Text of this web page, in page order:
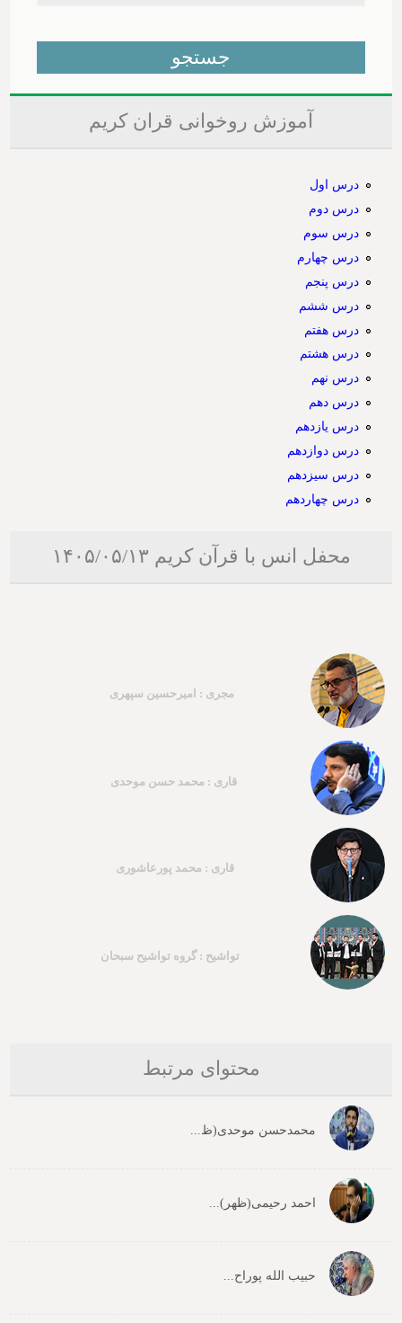
آموزش روخوانی قران کریم
درس اول
درس دوم
درس سوم
درس چهارم
درس پنجم
درس ششم
درس هفتم
درس هشتم
درس نهم
درس دهم
درس یازدهم
درس دوازدهم
درس سیزدهم
درس چهاردهم
محفل انس با قرآن کریم ۱۴۰۵/۰۵/۱۳
مجری : امیرحسین سپهری
قاری : محمد حسن موحدی
قاری : محمد پورعاشوری
تواشیح : گروه تواشیح سبحان
محتوای مرتبط
محمدحسن موحدی(ظ...
احمد رحیمی(ظهر)...
حبیب الله پوراح...